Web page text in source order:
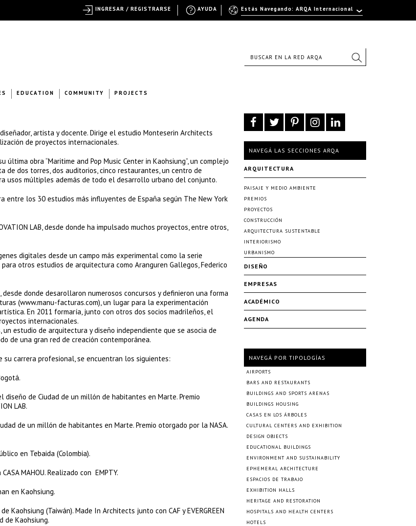
EDUCATION COMMUNITY PROJECTS
artista y docente. Dirige el estudio Monteserin Architects
de proyectos internacionales.
última obra “Maritime and Pop Music Center in Kaohsiung”, un complejo
de dos torres, dos auditorios, cinco restaurantes, un centro de
usos múltiples además de todo el desarrollo urbano del conjunto.
entre los 30 estudios más influyentes de España según The New York
LAB, desde donde ha impulsado muchos proyectos, entre otros,
digitales desde un campo más experimental como la serie
otros estudios de arquitectura como Aranguren Gallegos, Federico
donde desarollaron numerosos concursos y definieron una forma
(www.manu-facturas.com), un lugar para la experimentación
En 2011 formaría, junto con otros dos socios madrileños, el
internacionales.
estudio de arquitectura y diseño independiente que se asocia de
de una gran red de creación contemporánea.
carrera profesional, se encuentran los siguientes:
el diseño de Ciudad de un millón de habitantes en Marte. Premio
LAB.
de un millón de habitantes en Marte. Premio otorgado por la NASA.
en Tebaida (Colombia).
MAHOU. Realizado con EMPTY.
en Kaohsiung.
Kaohsiung (Taiwán). Made In Architects junto con CAF y EVERGREEN
de Kaohsiung.
NAVEGÁ LAS SECCIONES ARQA
ARQUITECTURA
PAISAJE Y MEDIO AMBIENTE
PREMIOS
PROYECTOS
CONSTRUCCIÓN
ARQUITECTURA SUSTENTABLE
INTERIORISMO
URBANISMO
DISEÑO
EMPRESAS
ACADÉMICO
AGENDA
NAVEGÁ POR TIPOLOGÍAS
AIRPORTS
BARS AND RESTAURANTS
BUILDINGS AND SPORTS ARENAS
BUILDINGS HOUSING
CASAS EN LOS ÁRBOLES
CULTURAL CENTERS AND EXHIBITION
DESIGN OBJECTS
EDUCATIONAL BUILDINGS
ENVIRONMENT AND SUSTAINABILITY
EPHEMERAL ARCHITECTURE
ESPACIOS DE TRABAJO
EXHIBITION HALLS
HERITAGE AND RESTORATION
HOSPITALS AND HEALTH CENTERS
HOTELS
Estás Navegando: ARQA Internacional
AYUDA
INGRESAR / REGISTRARSE